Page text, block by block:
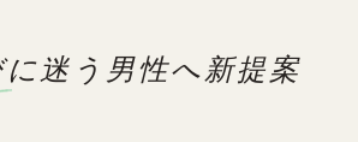
迷う男性へ新提案